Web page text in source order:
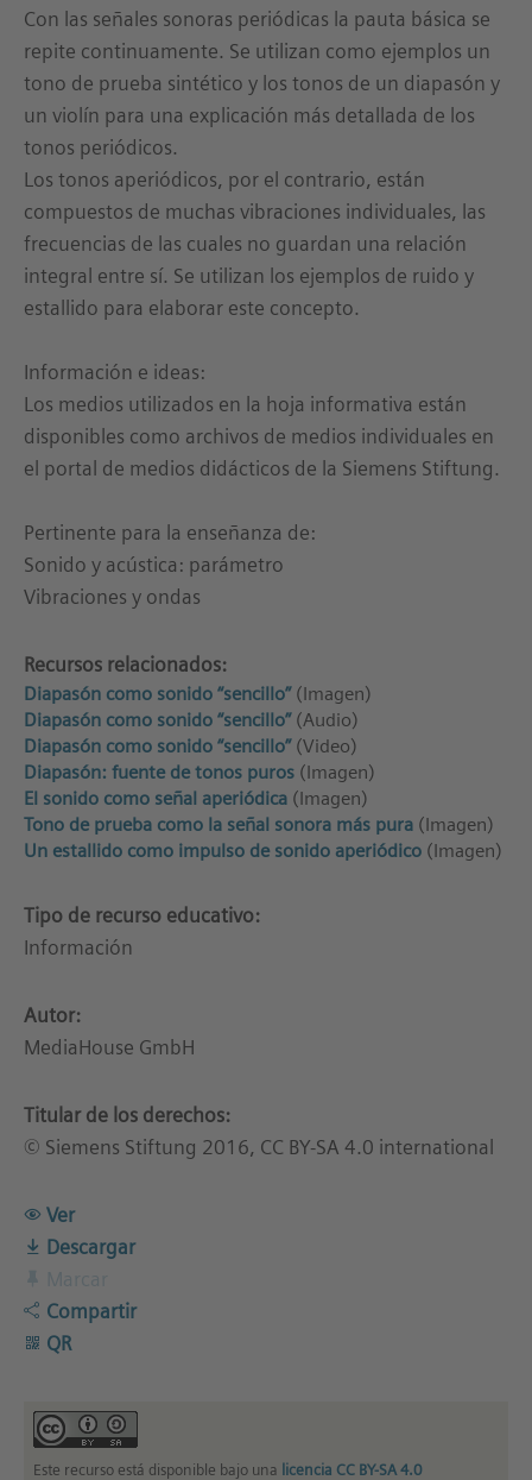
Con las señales sonoras periódicas la pauta básica se
repite continuamente. Se utilizan como ejemplos un
tono de prueba sintético y los tonos de un diapasón y
un violín para una explicación más detallada de los
tonos periódicos.
Los tonos aperiódicos, por el contrario, están
compuestos de muchas vibraciones individuales, las
frecuencias de las cuales no guardan una relación
integral entre sí. Se utilizan los ejemplos de ruido y
estallido para elaborar este concepto.
Información e ideas:
Los medios utilizados en la hoja informativa están
disponibles como archivos de medios individuales en
el portal de medios didácticos de la Siemens Stiftung.
Pertinente para la enseñanza de:
Sonido y acústica: parámetro
Vibraciones y ondas
Recursos relacionados:
Diapasón como sonido “sencillo”(Imagen)
Diapasón como sonido “sencillo”(Audio)
Diapasón como sonido “sencillo”(Video)
Diapasón: fuente de tonos puros (Imagen)
El sonido como señal aperiódica (Imagen)
Tono de prueba como la señal sonora más pura (Imagen)
Un estallido como impulso de sonido aperiódico (Imagen)
Tipo de recurso educativo:
Información
Autor:
MediaHouse GmbH
Titular de los derechos:
© Siemens Stiftung 2016, CC BY-SA 4.0 international
Ver
Descargar
Compartir
QR
Este recurso está disponible bajo una licencia CC BY-SA 4.0